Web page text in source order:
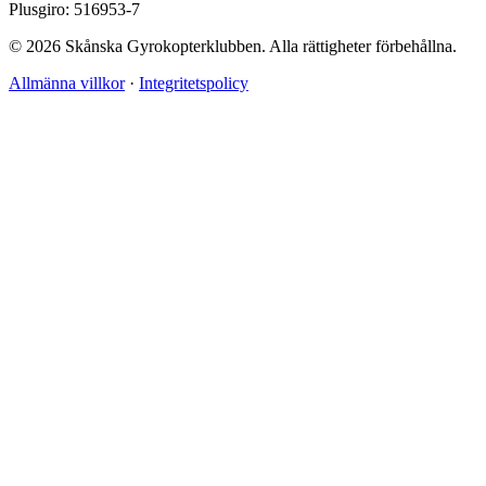
Plusgiro: 516953-7
© 2026 Skånska Gyrokopterklubben. Alla rättigheter förbehållna.
Allmänna villkor · Integritetspolicy